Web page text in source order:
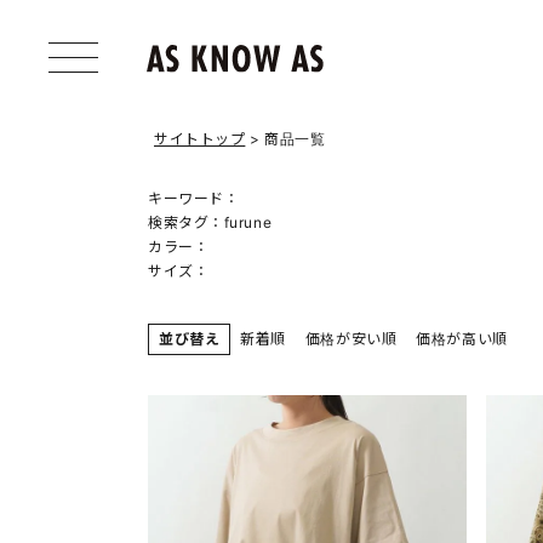
サイトトップ 商品一覧
キーワード：
検索タグ： furune
カラー：
サイズ：
並び替え 新着順 価格が安い順 価格が高い順